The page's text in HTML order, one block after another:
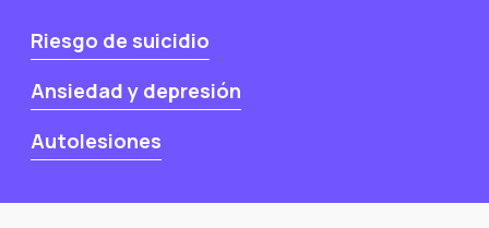
Riesgo de suicidio
Ansiedad y depresión
Autolesiones